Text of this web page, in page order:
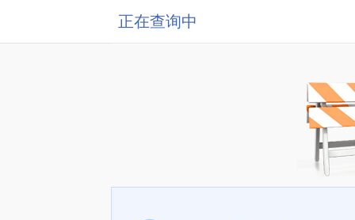
正在查询中